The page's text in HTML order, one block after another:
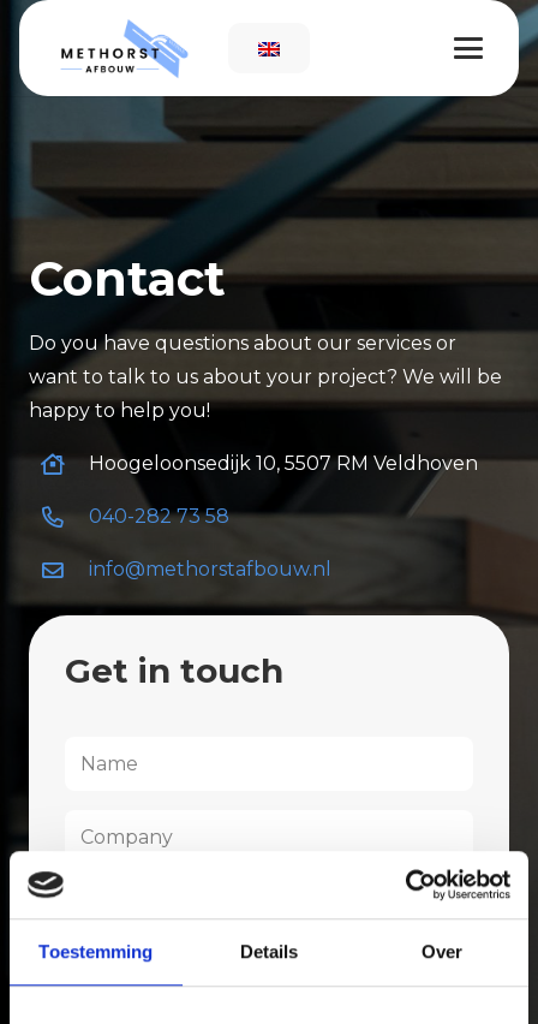
Toestemming Details Over
Contact
Do you have questions about our services or
want to talk to us about your project? We will be
happy to help you!
Hoogeloonsedijk 10, 5507 RM Veldhoven
040-282 73 58
info@methorstafbouw.nl
Get in touch
Name
Company